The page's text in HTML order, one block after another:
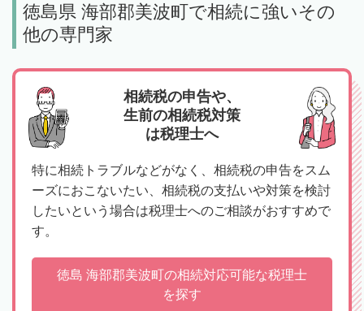
徳島県 海部郡美波町で相続に強いその
他の専門家
相続税の申告や、
生前の相続税対策
は税理士へ
特に相続トラブルなどがなく、相続税の申告をスム
ーズにおこないたい、相続税の支払いや対策を検討
したいという場合は税理士へのご相談がおすすめで
す。
徳島 海部郡美波町の相続対応可能な税理士
を探す